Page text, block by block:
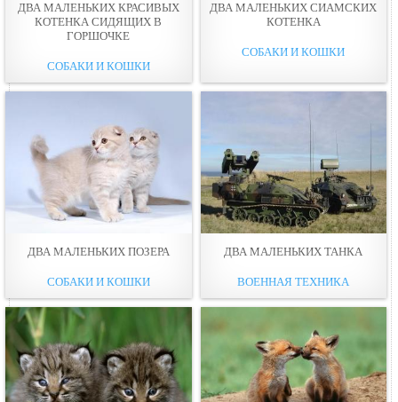
ДВА МАЛЕНЬКИХ КРАСИВЫХ
КОТЕНКА СИДЯЩИХ В
ГОРШОЧКЕ
СОБАКИ И КОШКИ
ДВА МАЛЕНЬКИХ СИАМСКИХ
КОТЕНКА
СОБАКИ И КОШКИ
ДВА МАЛЕНЬКИХ ПОЗЕРА
СОБАКИ И КОШКИ
ДВА МАЛЕНЬКИХ ТАНКА
ВОЕННАЯ ТЕХНИКА